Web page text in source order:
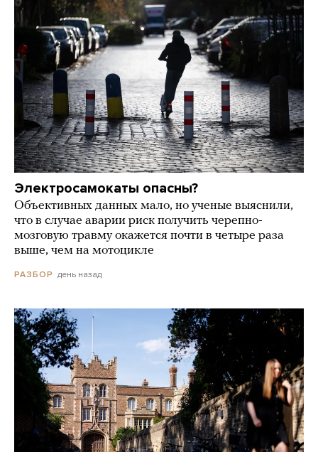
Электросамокаты опасны?
Объективных данных мало, но ученые выяснили,
что в случае аварии риск получить черепно-
мозговую травму окажется почти в четыре раза
выше, чем на мотоцикле
РАЗБОР день назад